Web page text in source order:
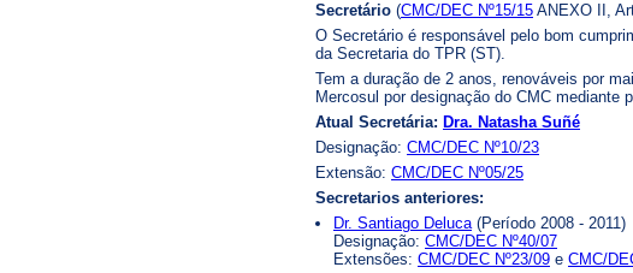
Secretário (CMC/DEC Nº15/15 ANEXO II,
O Secretário é responsável pelo bom
da Secretaria do TPR (ST).
Tem a duração de 2 anos, renováveis ​​por
Mercosul por designação do CMC mediante
Atual Secretária: Dra. Natasha Suñé
Designação: CMC/DEC Nº10/23
Extensão: CMC/DEC Nº05/25
Secretarios anteriores:
Dr. Santiago Deluca(Período 2008 - 2011)
Designação: CMC/DEC Nº40/07
Extensões: CMC/DEC Nº23/09 e CMC/